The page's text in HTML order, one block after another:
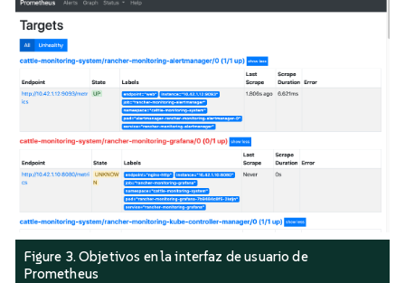
Figure 3. Objetivos en la interfaz de usuario de
Prometheus